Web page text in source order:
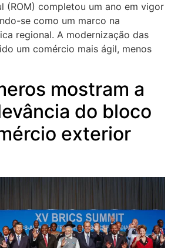
(ROM) completou um ano em vigor
se como um marco na
regional. A modernização das
um comércio mais ágil, menos
mostram a
do bloco
exterior